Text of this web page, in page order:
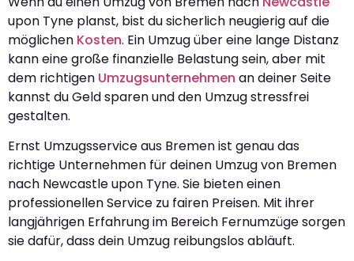
upon Tyne planst, bist du sicherlich neugierig auf die
möglichen Kosten. Ein Umzug über eine lange Distanz
kann eine große finanzielle Belastung sein, aber mit
dem richtigen Umzugsunternehmen an deiner Seite
kannst du Geld sparen und den Umzug stressfrei
gestalten.
Ernst Umzugsservice aus Bremen ist genau das
richtige Unternehmen für deinen Umzug von Bremen
nach Newcastle upon Tyne. Sie bieten einen
professionellen Service zu fairen Preisen. Mit ihrer
langjährigen Erfahrung im Bereich Fernumzüge sorgen
sie dafür, dass dein Umzug reibungslos abläuft.